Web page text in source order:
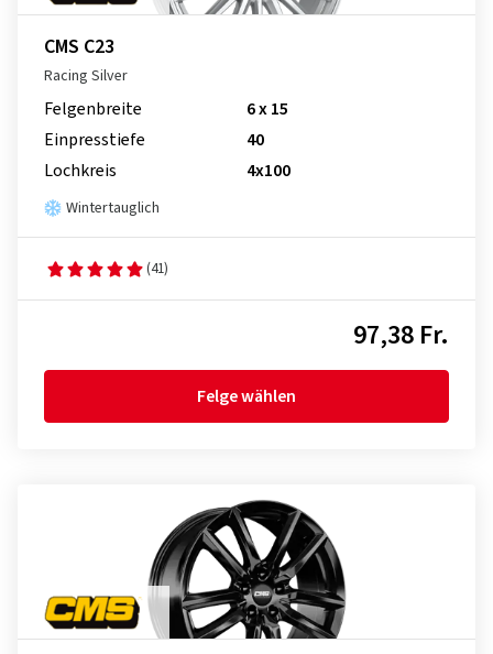
CMS C23
Racing Silver
Felgenbreite
6 x 15
Einpresstiefe
40
Lochkreis
4x100
Wintertauglich
(41)
97,38 Fr.
Felge wählen